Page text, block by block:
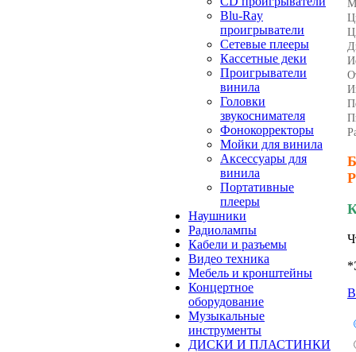
Blu-Ray
проигрыватели
Сетевые плееры
Кассетные деки
Проигрыватели
винила
Головки
звукоснимателя
Фонокорректоры
Мойки для винила
Аксессуары для
винила
Портативные
плееры
Наушники
Радиолампы
Кабели и разъемы
Видео техника
Мебель и кронштейны
Концертное
оборудование
Музыкальные
инструменты
ДИСКИ И ПЛАСТИНКИ